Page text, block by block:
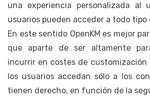
una experiencia personalizada al
usuarios pueden acceder a todo tipo
En este sentido OpenKM es mejor
que aparte de ser altamente
incurrir en costes de customización
los usuarios accedan sólo a los
tienen derecho, en función de la